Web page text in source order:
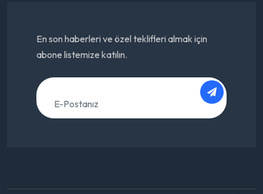
En son haberleri ve özel teklifleri almak için
abone listemize katılın.